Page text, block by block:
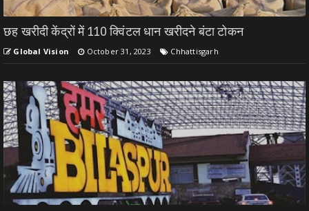
छह खरीदी केंद्राें में 110 क्विंटल धान खरीदने बंटा टोकन
Global Vision October 31, 2023 Chhattisgarh